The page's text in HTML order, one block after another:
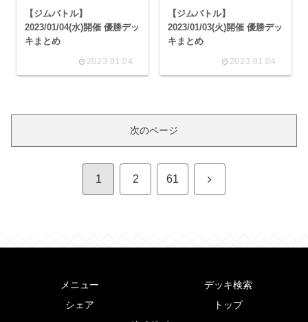
【ジムバトル】
2023/01/04(水)開催 優勝デッ
キまとめ
2023.01.04
【ジムバトル】
2023/01/03(火)開催 優勝デッ
キまとめ
2023.01.04
次のページ
1 2 61 次
メニュー
デッキ検索
シェア
トップ